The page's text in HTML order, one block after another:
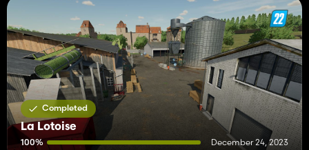
Completed
La Lotoise
100% December 24, 2023